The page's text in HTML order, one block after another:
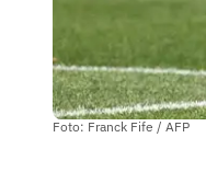
Foto: Franck Fife / AFP